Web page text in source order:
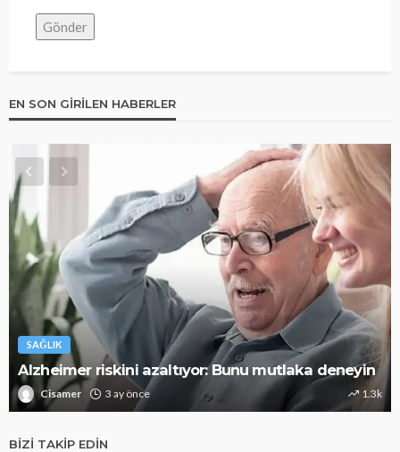
EN SON GIRILEN HABERLER
SAĞLIK
Alzheimer riskini azaltıyor: Bunu mutlaka deneyin
Cisamer 3 ay önce 1.3k
BIZI TAKIP EDIN